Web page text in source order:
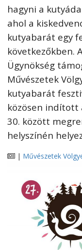
hagyni a
ahol a
kutyabarát egy
következőkben.
Ügynökség
Művészetek
kutyabarát
közösen indított
30. között
helyszínén
| Művészetek